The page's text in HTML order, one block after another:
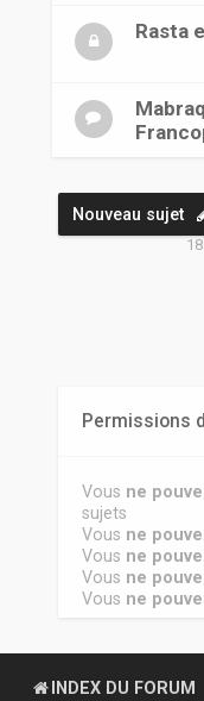
Rasta
Nouveau sujet
Permissions
Vous ne
sujets
Vous ne
Vous ne
Vous ne
Vous ne
INDEX DU FORUM